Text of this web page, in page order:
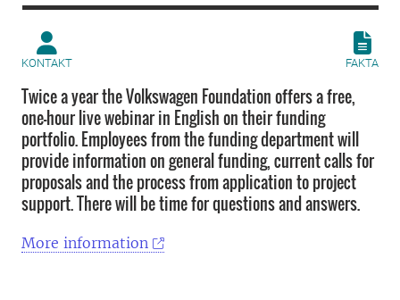
KONTAKT FAKTA
Twice a year the Volkswagen Foundation offers a free,
one-hour live webinar in English on their funding
portfolio. Employees from the funding department will
provide information on general funding, current calls for
proposals and the process from application to project
support. There will be time for questions and answers.
More information